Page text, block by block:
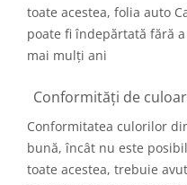
toate acestea, folia auto
poate fi îndepărtată fără
mai mulți ani
Conformități de
Conformitatea culorilor
bună, încât nu este
toate acestea, trebuie